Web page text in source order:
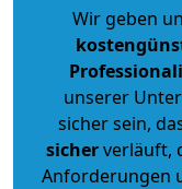
Wir geben
unserer
sicher sein,
sicherverläuft,
Anforderungen